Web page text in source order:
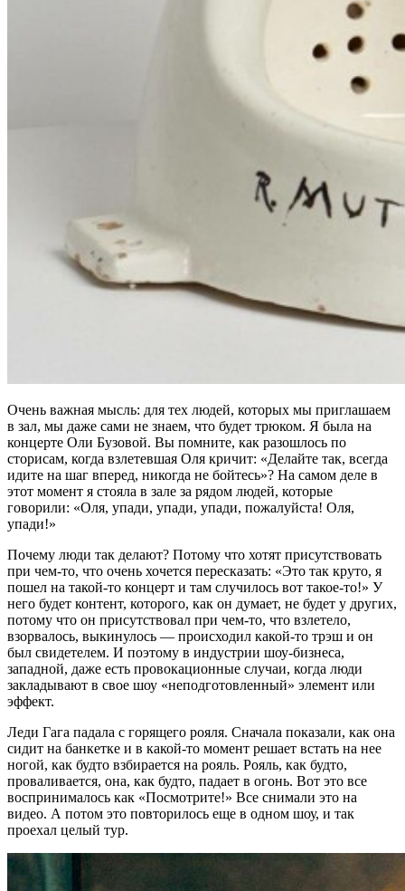
Очень важная мысль: для тех людей, которых мы приглашаем
в зал, мы даже сами не знаем, что будет трюком. Я была на
концерте Оли Бузовой. Вы помните, как разошлось по
сторисам, когда взлетевшая Оля кричит: «Делайте так, всегда
идите на шаг вперед, никогда не бойтесь»? На самом деле в
этот момент я стояла в зале за рядом людей, которые
говорили: «Оля, упади, упади, упади, пожалуйста! Оля,
упади!»
Почему люди так делают? Потому что хотят присутствовать
при чем-то, что очень хочется пересказать: «Это так круто, я
пошел на такой-то концерт и там случилось вот такое-то!» У
него будет контент, которого, как он думает, не будет у других,
потому что он присутствовал при чем-то, что взлетело,
взорвалось, выкинулось — происходил какой-то трэш и он
был свидетелем. И поэтому в индустрии шоу-бизнеса,
западной, даже есть провокационные случаи, когда люди
закладывают в свое шоу «неподготовленный» элемент или
эффект.
Леди Гага падала с горящего рояля. Сначала показали, как она
сидит на банкетке и в какой-то момент решает встать на нее
ногой, как будто взбирается на рояль. Рояль, как будто,
проваливается, она, как будто, падает в огонь. Вот это все
воспринималось как «Посмотрите!» Все снимали это на
видео. А потом это повторилось еще в одном шоу, и так
проехал целый тур.